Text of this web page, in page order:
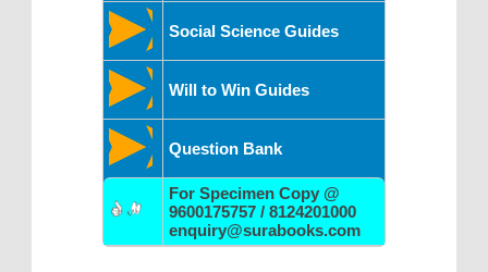
Social Science Guides
Will to Win Guides
Question Bank
For Specimen Copy @
9600175757 / 8124201000
enquiry@surabooks.com